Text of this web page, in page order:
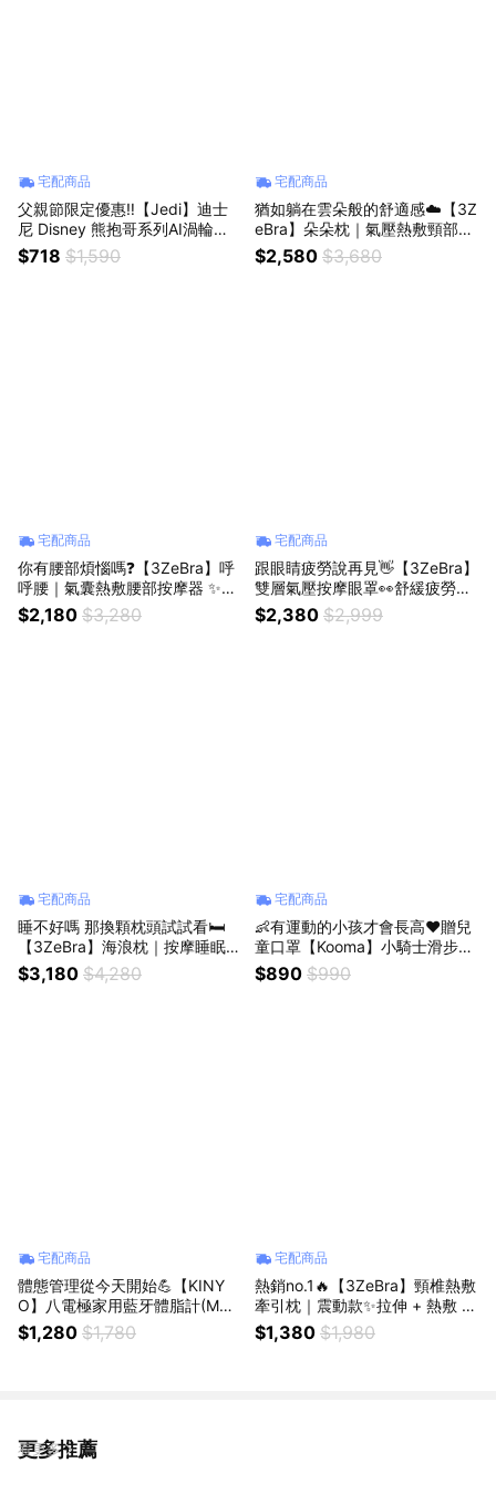
宅配商品
父親節限定優惠‼️【Jedi】迪士
尼 Disney 熊抱哥系列AI渦輪掛
脖風扇✨自帶巨星風彩✨聖誕禮
物 交換禮物 聖誕節 (SHOPPING
$718 $1,590
宅配商品
猶如躺在雲朵般的舒適感☁️【3Z
eBra】朵朵枕｜氣壓熱敷頸部按
摩器✨立體滾輪揉捏✨ 6片 3D
分層氣囊 (SHOPPING99)
$2,580 $3,680
宅配商品
你有腰部煩惱嗎❓【3ZeBra】呼
呼腰｜氣囊熱敷腰部按摩器 ✨貼
合腰部曲線✨七種仿真按摩手法
✨六顆能量磁石(SHOPPING99)
$2,180 $3,280
宅配商品
跟眼睛疲勞說再見👋【3ZeBra】
雙層氣壓按摩眼罩👀舒緩疲勞的
雙眼(SHOPPING99)
$2,380 $2,999
宅配商品
睡不好嗎 那換顆枕頭試試看🛏️
【3ZeBra】海浪枕｜按摩睡眠兩
用枕✨按摩＋睡眠 兩項合一✨ (S
HOPPING99)
$3,180 $4,280
宅配商品
👶有運動的小孩才會長高❤️贈兒
童口罩【Kooma】小騎士滑步
車-3色任選🎉台灣檢驗合格🎉讓
孩子快樂運動🎉培養孩子平衡感
$890 $990
宅配商品
體態管理從今天開始💪【KINY
O】八電極家用藍牙體脂計(MS-
6670) ✨58項數據分析✨APP同
步追蹤✨體態管理必備 (SHOPPI
$1,280 $1,780
宅配商品
熱銷no.1🔥【3ZeBra】頸椎熱敷
牽引枕｜震動款✨拉伸 + 熱敷 2i
n1 頸部護理✨生日禮物 (SHOPP
ING99)
$1,380 $1,980
更多推薦
看更多